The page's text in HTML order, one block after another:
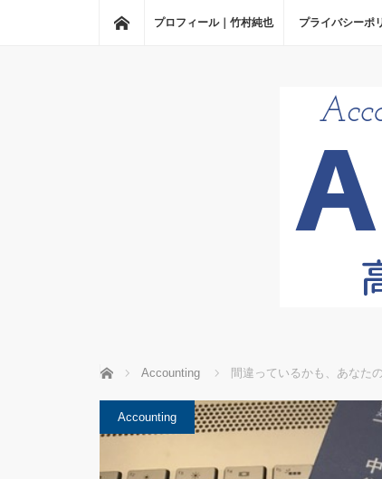
ホーム
プロフィール｜竹村純也 プライバシーポ
ホーム Accounting 間違っているかも、あなた
Accounting